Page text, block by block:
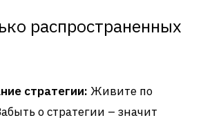
распространенных
стратегии: Живите по
о стратегии – значит